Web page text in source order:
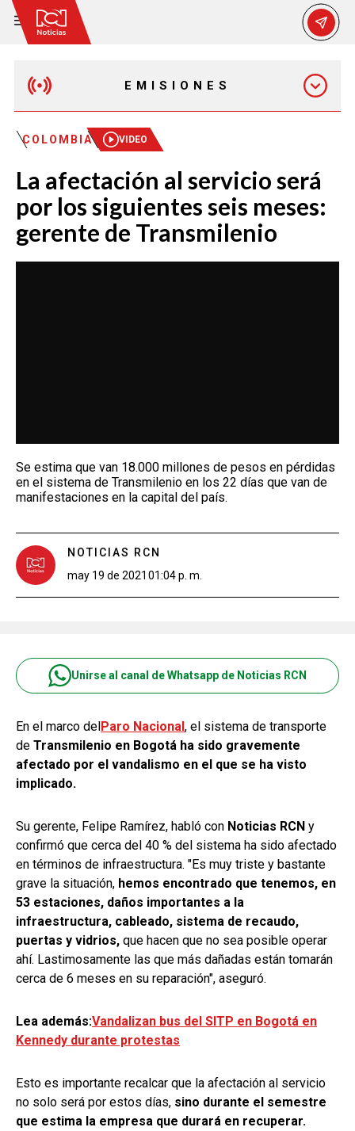
EMISIONES
EMISIÓN 12:30 PM
EMISIÓN 7:00 PM
COLOMBIA VIDEO
La afectación al servicio será
por los siguientes seis meses:
gerente de Transmilenio
Se estima que van 18.000 millones de pesos en pérdidas
en el sistema de Transmilenio en los 22 días que van de
manifestaciones en la capital del país.
NOTICIAS RCN
may 19 de 2021 01:04 p. m.
Unirse al canal de Whatsapp de Noticias RCN
En el marco delParo Nacional, el sistema de transporte
de Transmilenio en Bogotá ha sido gravemente
afectado por el vandalismo en el que se ha visto
implicado.
Su gerente, Felipe Ramírez, habló con Noticias RCN y
confirmó que cerca del 40 % del sistema ha sido afectado
en términos de infraestructura. "Es muy triste y bastante
grave la situación, hemos encontrado que tenemos, en
53 estaciones, daños importantes a la
infraestructura, cableado, sistema de recaudo,
puertas y vidrios, que hacen que no sea posible operar
ahí. Lastimosamente las que más dañadas están tomarán
cerca de 6 meses en su reparación", aseguró.
Lea además:Vandalizan bus del SITP en Bogotá en
Kennedy durante protestas
Esto es importante recalcar que la afectación al servicio
no solo será por estos días, sino durante el semestre
que estima la empresa que durará en recuperar.